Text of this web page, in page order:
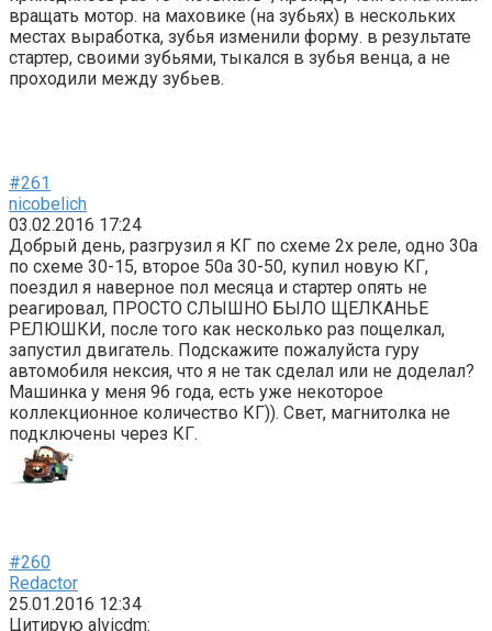
вращать мотор. на маховике (на зубьях) в нескольких
местах выработка, зубья изменили форму. в результате
стартер, своими зубьями, тыкался в зубья венца, а не
проходили между зубьев.
#261
nicobelich
03.02.2016 17:24
Добрый день, разгрузил я КГ по схеме 2х реле, одно 30а
по схеме 30-15, второе 50а 30-50, купил новую КГ,
поездил я наверное пол месяца и стартер опять не
реагировал, ПРОСТО СЛЫШНО БЫЛО ЩЕЛКАНЬЕ
РЕЛЮШКИ, после того как несколько раз пощелкал,
запустил двигатель. Подскажите пожалуйста гуру
автомобиля нексия, что я не так сделал или не доделал?
Машинка у меня 96 года, есть уже некоторое
коллекционное количество КГ)). Свет, магнитолка не
подключены через КГ.
#260
Redactor
25.01.2016 12:34
Цитирую alvicdm: